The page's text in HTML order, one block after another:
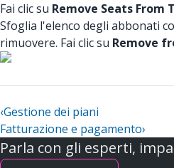
Fai clic su Remove Seats From
Sfoglia l'elenco degli abbonati
rimuovere. Fai clic su Remove
‹Gestione dei piani
Fatturazione e pagamento›
Parla con gli esperti,